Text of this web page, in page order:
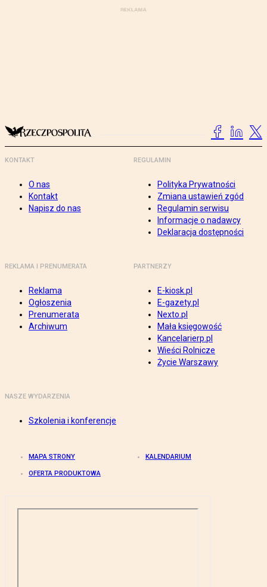
KONTAKT
O nas
Kontakt
Napisz do nas
REGULAMIN
Polityka Prywatności
Zmiana ustawień zgód
Regulamin serwisu
Informacje o nadawcy
Deklaracja dostępności
REKLAMA I PRENUMERATA
Reklama
Ogłoszenia
Prenumerata
Archiwum
PARTNERZY
E-kiosk.pl
E-gazety.pl
Nexto.pl
Mała księgowość
Kancelarierp.pl
Wieści Rolnicze
Życie Warszawy
NASZE WYDARZENIA
Szkolenia i konferencje
MAPA STRONY KALENDARIUM
OFERTA PRODUKTOWA